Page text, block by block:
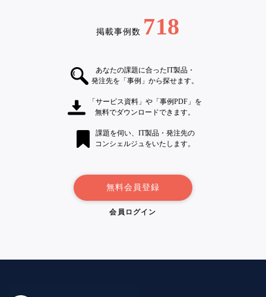
掲載事例数 718
あなたの課題に合ったIT製品・
発注先を「事例」から探せます。
「サービス資料」や「事例PDF」を
無料でダウンロードできます。
課題を伺い、IT製品・発注先の
コンシェルジュをいたします。
無料会員登録
会員ログイン